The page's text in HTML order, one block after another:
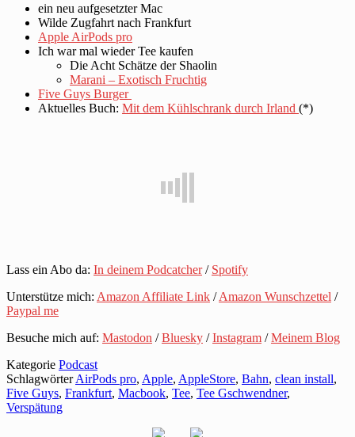
ein neu aufgesetzter Mac
Wilde Zugfahrt nach Frankfurt
Apple AirPods pro
Ich war mal wieder Tee kaufen
Die Acht Schätze der Shaolin
Marani – Exotisch Fruchtig
Five Guys Burger
Aktuelles Buch: Mit dem Kühlschrank durch Irland (*)
Lass ein Abo da: In deinem Podcatcher/ Spotify
Unterstütze mich: Amazon Affiliate Link /Amazon Wunschzettel /
Paypal me
Besuche mich auf: Mastodon /Bluesky /Instagram /Meinem Blog
Kategorie Podcast
SchlagwörterAirPods pro, Apple, AppleStore, Bahn, clean install,
Five Guys, Frankfurt, Macbook, Tee, Tee Gschwendner,
Verspätung